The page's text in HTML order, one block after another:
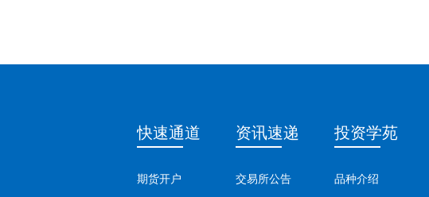
快速通道
期货开户
资讯速递
交易所公告
投资学苑
品种介绍